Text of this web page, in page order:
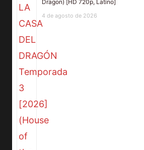
Dragon) [HD 720p, Latino]
4 de agosto de 2026